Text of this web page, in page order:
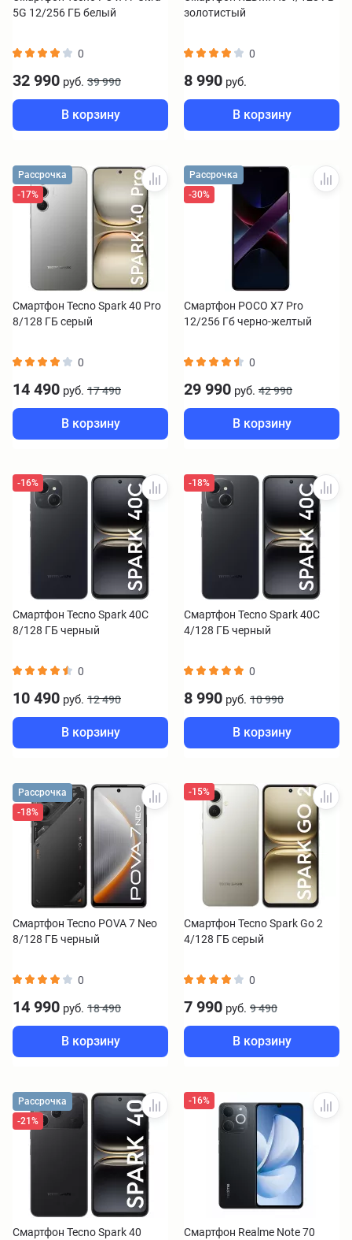
5G 12/256 ГБ белый
0
32 990 руб. 39 990
В корзину
золотистый
0
8 990 руб.
В корзину
Рассрочка
-17%
Смартфон Tecno Spark 40 Pro
8/128 ГБ серый
0
14 490 руб. 17 490
В корзину
Рассрочка
-30%
Смартфон POCO X7 Pro
12/256 Гб черно-желтый
0
29 990 руб. 42 990
В корзину
-16%
Смартфон Tecno Spark 40C
8/128 ГБ черный
0
10 490 руб. 12 490
В корзину
-18%
Смартфон Tecno Spark 40C
4/128 ГБ черный
0
8 990 руб. 10 990
В корзину
Рассрочка
-18%
Смартфон Tecno POVA 7 Neo
8/128 ГБ черный
0
14 990 руб. 18 490
В корзину
-15%
Смартфон Tecno Spark Go 2
4/128 ГБ серый
0
7 990 руб. 9 490
В корзину
Рассрочка
-21%
Смартфон Tecno Spark 40
-16%
Смартфон Realme Note 70